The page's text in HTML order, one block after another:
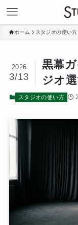
ホーム スタジオの使い方
黒幕
ジオ
2026
3/13
スタジオの使い方